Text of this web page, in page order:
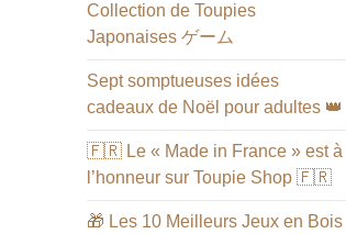
Collection de Toupies
Japonaises ゲーム
Sept somptueuses idées
cadeaux de Noël pour adultes 👑
🇫🇷 Le « Made in France » est à
l’honneur sur Toupie Shop 🇫🇷
🎁 Les 10 Meilleurs Jeux en Bois